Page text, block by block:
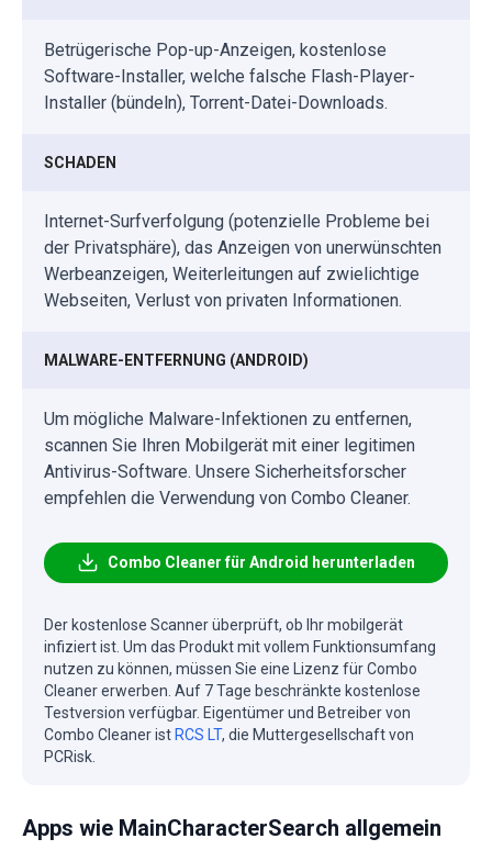
Betrügerische Pop-up-Anzeigen, kostenlose
Software-Installer, welche falsche Flash-Player-
Installer (bündeln), Torrent-Datei-Downloads.
SCHADEN
Internet-Surfverfolgung (potenzielle Probleme bei
der Privatsphäre), das Anzeigen von unerwünschten
Werbeanzeigen, Weiterleitungen auf zwielichtige
Webseiten, Verlust von privaten Informationen.
MALWARE-ENTFERNUNG (ANDROID)
Um mögliche Malware-Infektionen zu entfernen,
scannen Sie Ihren Mobilgerät mit einer legitimen
Antivirus-Software. Unsere Sicherheitsforscher
empfehlen die Verwendung von Combo Cleaner.
Combo Cleaner für Android herunterladen
Der kostenlose Scanner überprüft, ob Ihr mobilgerät
infiziert ist. Um das Produkt mit vollem Funktionsumfang
nutzen zu können, müssen Sie eine Lizenz für Combo
Cleaner erwerben. Auf 7 Tage beschränkte kostenlose
Testversion verfügbar. Eigentümer und Betreiber von
Combo Cleaner ist RCS LT, die Muttergesellschaft von
PCRisk.
Apps wie MainCharacterSearch allgemein